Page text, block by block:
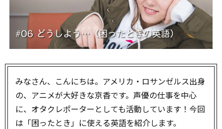
みなさん、こんにちは。アメリカ・ロサンゼルス出身
の、アニメが大好きな京香です。声優の仕事を中心
に、オタクレポーターとしても活動しています！今回
は「困ったとき」に使える英語を紹介します。